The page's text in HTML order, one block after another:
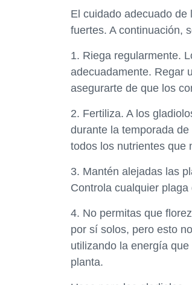
El cuidado adecuado
fuertes. A continuación,
1. Riega regularmente.
adecuadamente. Regar
asegurarte de que los
2. Fertiliza. A los
durante la temporada
todos los nutrientes que
3. Mantén alejadas las
Controla cualquier
4. No permitas que
por sí solos, pero esto
utilizando la energía
planta.